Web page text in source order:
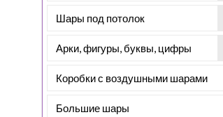
Шары под потолок
Арки, фигуры, буквы, цифры
Коробки с воздушными шарами
Большие шары